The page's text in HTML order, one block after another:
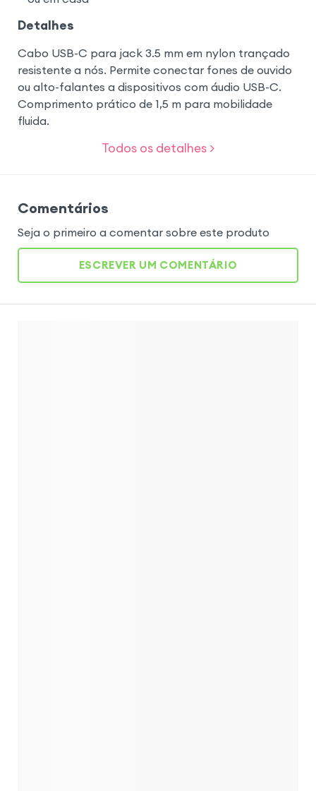
Detalhes
Cabo USB-C para jack 3.5 mm em nylon trançado
resistente a nós. Permite conectar fones de ouvido
ou alto-falantes a dispositivos com áudio USB-C.
Comprimento prático de 1,5 m para mobilidade
fluida.
Todos os detalhes >
Comentários
Seja o primeiro a comentar sobre este produto
ESCREVER UM COMENTÁRIO